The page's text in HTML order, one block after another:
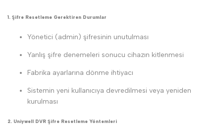
1. Şifre Resetleme Gerektiren Durumlar
Yönetici (admin) şifresinin unutulması
Yanlış şifre denemeleri sonucu cihazın kitlenmesi
Fabrika ayarlarına dönme ihtiyacı
Sistemin yeni kullanıcıya devredilmesi veya yeniden
kurulması
2. Uniywell DVR Şifre Resetleme Yöntemleri